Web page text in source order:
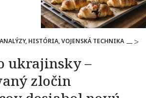
HISTÓRIA, VOJENSKÁ TECHNIKA